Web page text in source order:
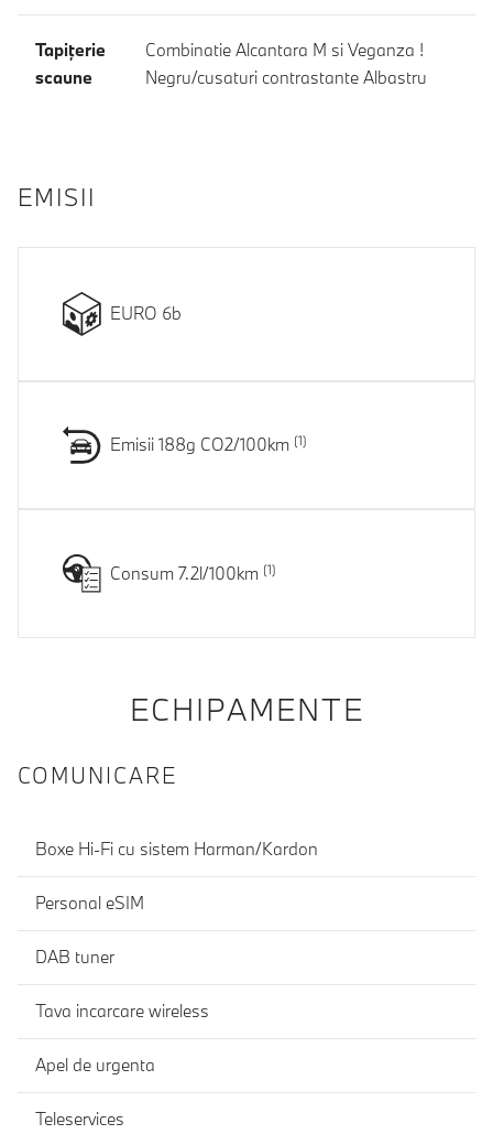
Tapiţerie
scaune
Combinatie Alcantara M si Veganza !
Negru/cusaturi contrastante Albastru
EMISII
EURO 6b
Emisii 188g CO2/100km
Consum 7.2l/100km
ECHIPAMENTE
COMUNICARE
Boxe Hi-Fi cu sistem Harman/Kardon
Personal eSIM
DAB tuner
Tava incarcare wireless
Apel de urgenta
Teleservices